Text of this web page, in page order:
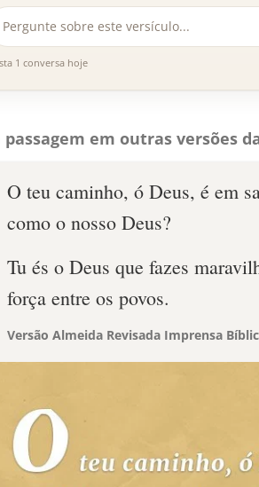
1 conversa hoje
passagem em outras versões
O teu caminho, ó Deus, é em
como o nosso Deus?
Tu és o Deus que fazes
força entre os povos.
Versão Almeida Revisada Imprensa